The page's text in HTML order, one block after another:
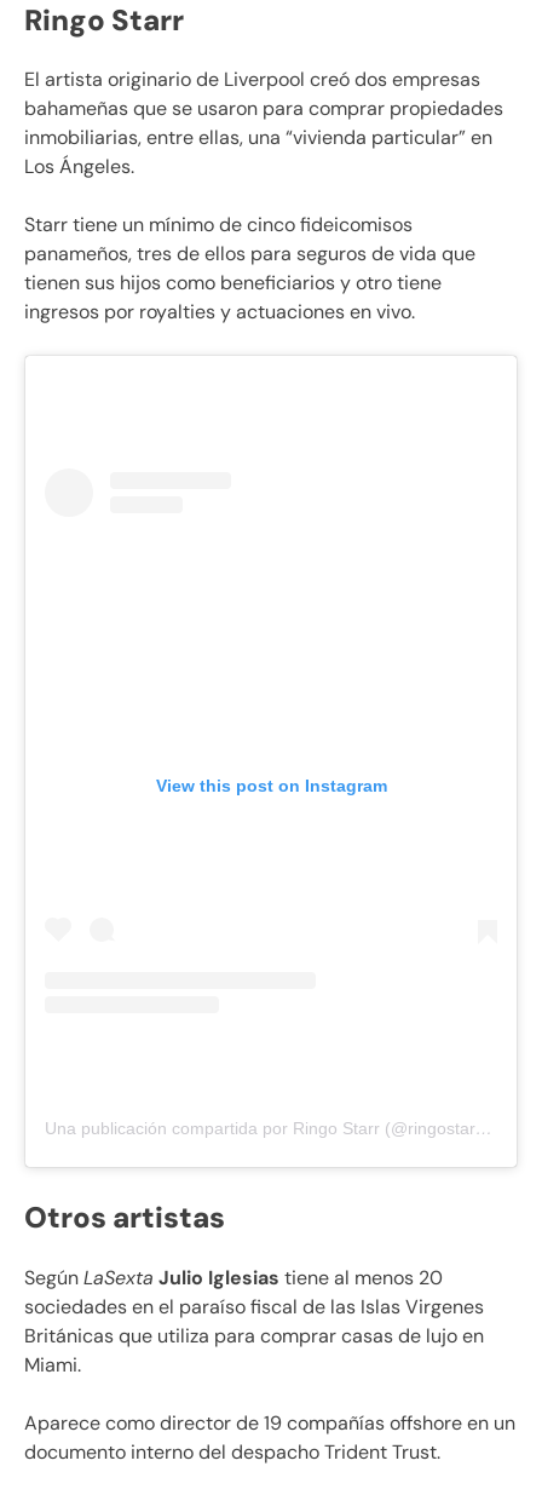
Ringo Starr
El artista originario de Liverpool creó dos empresas
bahameñas que se usaron para comprar propiedades
inmobiliarias, entre ellas, una “vivienda particular” en
Los Ángeles.
Starr tiene un mínimo de cinco fideicomisos
panameños, tres de ellos para seguros de vida que
tienen sus hijos como beneficiarios y otro tiene
ingresos por royalties y actuaciones en vivo.
View this post on Instagram
Una publicación compartida por Ringo Starr (@ringostarrmusic)
Otros artistas
SegúnLaSexta Julio Iglesias tiene al menos 20
sociedades en el paraíso fiscal de las Islas Virgenes
Británicas que utiliza para comprar casas de lujo en
Miami.
Aparece como director de 19 compañías offshore en un
documento interno del despacho Trident Trust.